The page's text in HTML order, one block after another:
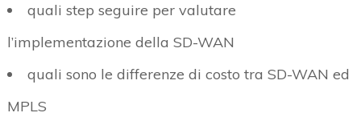
quali step seguire per valutare
l’implementazione della SD-WAN
quali sono le differenze di costo tra SD-WAN ed
MPLS